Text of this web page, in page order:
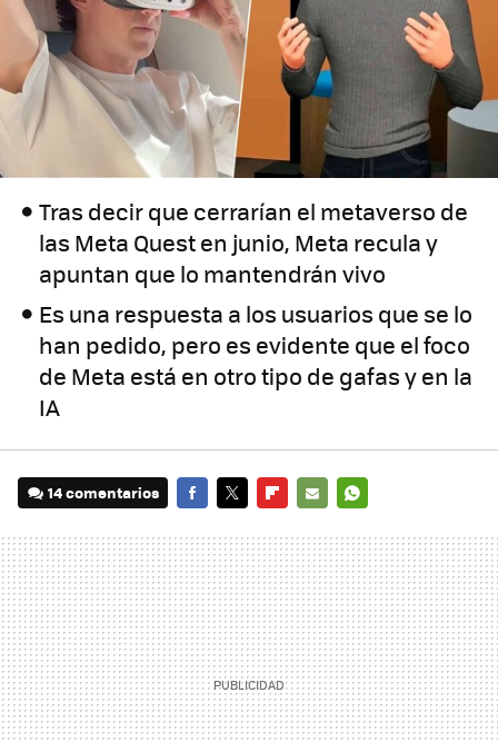
Tras decir que cerrarían el metaverso de
las Meta Quest en junio, Meta recula y
apuntan que lo mantendrán vivo
Es una respuesta a los usuarios que se lo
han pedido, pero es evidente que el foco
de Meta está en otro tipo de gafas y en la
IA
14 comentarios
MAIL